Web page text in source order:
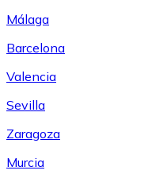
Málaga
Barcelona
Valencia
Sevilla
Zaragoza
Murcia